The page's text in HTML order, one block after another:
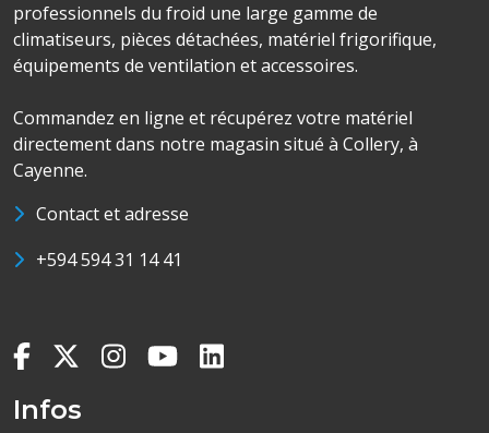
professionnels du froid une large gamme de
climatiseurs, pièces détachées, matériel frigorifique,
équipements de ventilation et accessoires.
Commandez en ligne et récupérez votre matériel
directement dans notre magasin situé à Collery, à
Cayenne.
Contact et adresse
+594 594 31 14 41
Infos